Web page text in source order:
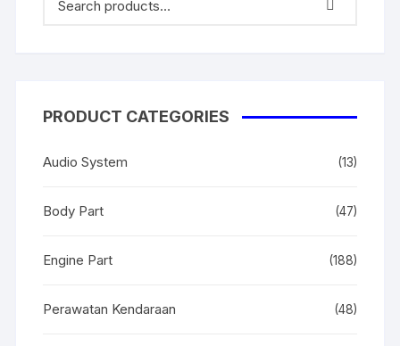
PRODUCT CATEGORIES
Audio System (13)
Body Part (47)
Engine Part (188)
Perawatan Kendaraan (48)